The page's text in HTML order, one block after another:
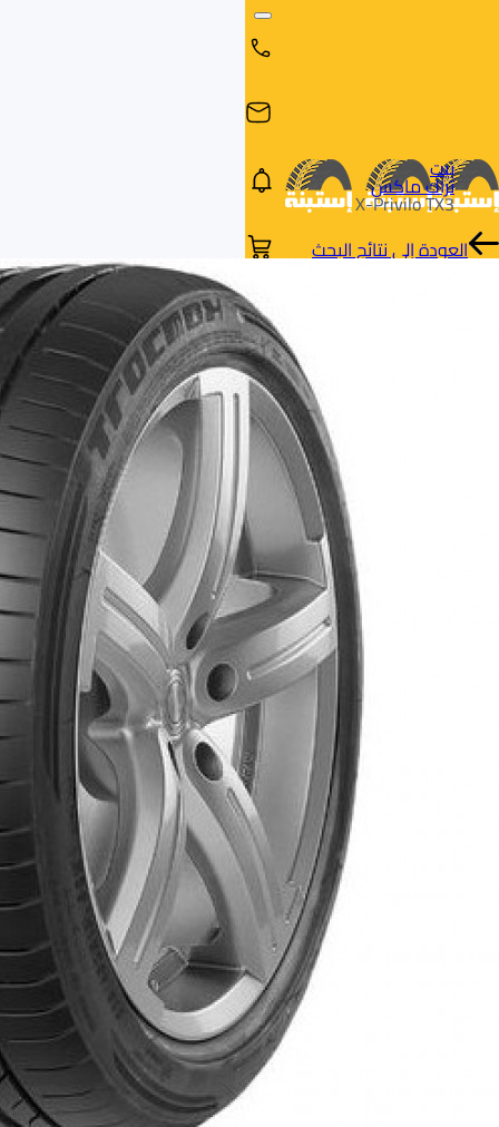
البحث
حسب
العلامة
التجارية
بيت
تراك ماكس
X-Privilo TX3
العودة إلى نتائج البحث